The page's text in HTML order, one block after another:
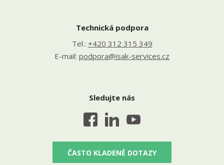
Technická podpora
Tel.: +420 312 315 349
E-mail: podpora@isak-services.cz
Sledujte nás
ČASTO KLADENÉ DOTAZY